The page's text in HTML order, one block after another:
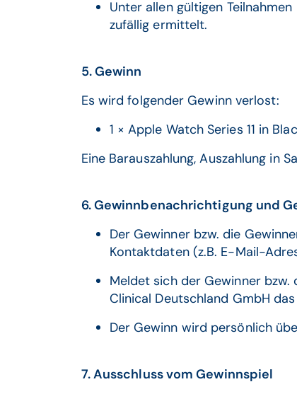
Unter allen gültigen
zufällig ermittelt.
5. Gewinn
Es wird folgender Gewinn verlost:
1 × Apple Watch Series 11 in
Eine Barauszahlung, Auszahlung in
6. Gewinnbenachrichtigung und
Der Gewinner bzw. die
Kontaktdaten (z.B. E-Mail-
Meldet sich der Gewinner bzw.
Clinical Deutschland GmbH
Der Gewinn wird persönlich
7. Ausschluss vom Gewinnspiel